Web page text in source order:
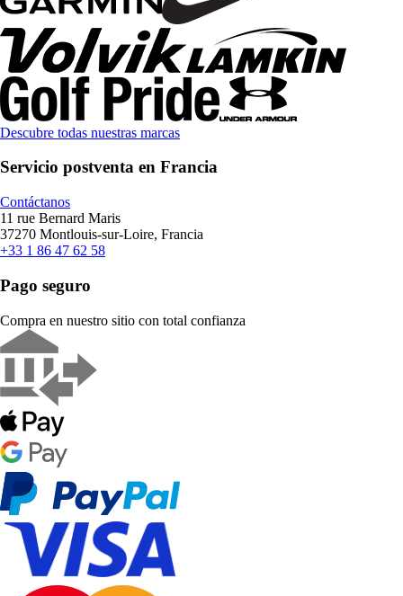
Descubre todas nuestras marcas
Servicio postventa en Francia
Contáctanos
11 rue Bernard Maris
37270 Montlouis-sur-Loire, Francia
+33 1 86 47 62 58
Pago seguro
Compra en nuestro sitio con total confianza